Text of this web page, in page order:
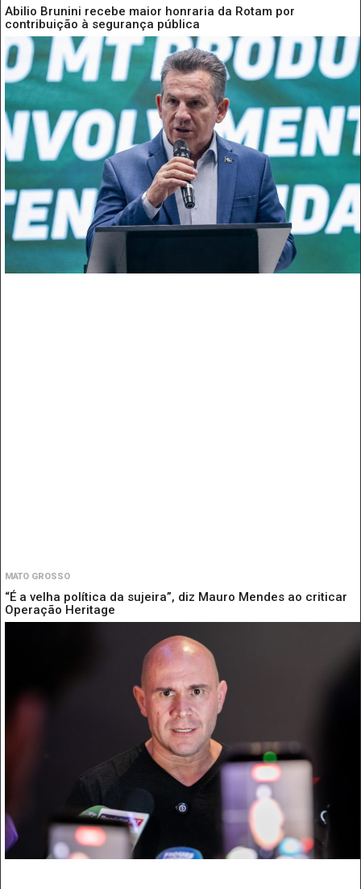
Abilio Brunini recebe maior honraria da Rotam por
contribuição à segurança pública
MATO GROSSO
“É a velha política da sujeira”, diz Mauro Mendes ao criticar
Operação Heritage